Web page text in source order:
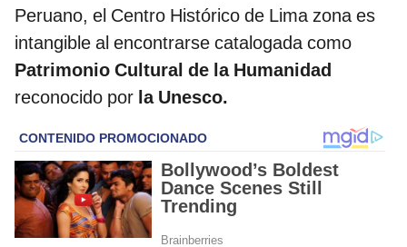
Peruano, el Centro Histórico de Lima zona es
intangible al encontrarse catalogada como
Patrimonio Cultural de la Humanidad
reconocido por la Unesco.